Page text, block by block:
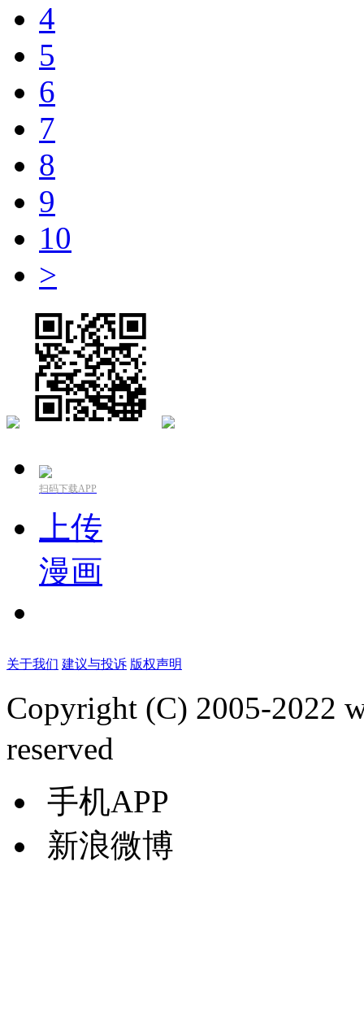
4
5
6
7
8
9
10
>
扫码下载APP
上传
漫画
关于我们 建议与投诉 版权声明
Copyright (C) 2005-2022
reserved
手机APP
新浪微博